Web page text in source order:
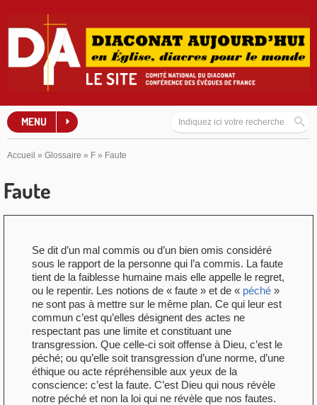
MENU
Accueil » Glossaire » F » Faute
Faute
Se dit d’un mal commis ou d’un bien omis considéré
sous le rapport de la personne qui l’a commis. La faute
tient de la faiblesse humaine mais elle appelle le regret,
ou le repentir. Les notions de « faute » et de « péché »
ne sont pas à mettre sur le même plan. Ce qui leur est
commun c’est qu’elles désignent des actes ne
respectant pas une limite et constituant une
transgression. Que celle-ci soit offense à Dieu, c’est le
péché; ou qu’elle soit transgression d’une norme, d’une
éthique ou acte répréhensible aux yeux de la
conscience: c’est la faute. C’est Dieu qui nous révèle
notre péché et non la loi qui ne révèle que nos fautes.